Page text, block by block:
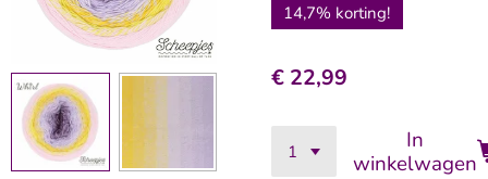
14,7% korting!
€ 22,99
In
winkelwagen